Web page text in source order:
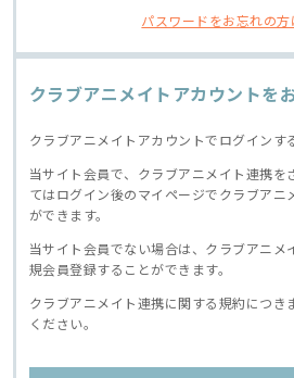
パスワードをお忘れの方
クラブアニメイトアカウントを
クラブアニメイトアカウントでログインす
当サイト会員で、クラブアニメイト連携を
てはログイン後のマイページでクラブアニ
ができます。
当サイト会員でない場合は、クラブアニメ
規会員登録することができます。
クラブアニメイト連携に関する規約につき
ください。